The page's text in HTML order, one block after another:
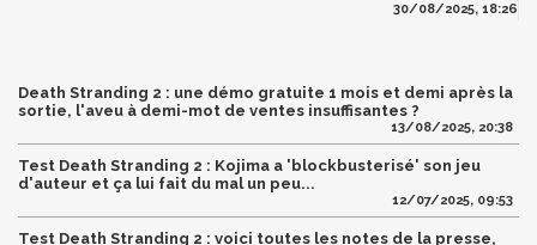
30/08/2025, 18:26
Death Stranding 2 : une démo gratuite 1 mois et demi après la
sortie, l'aveu à demi-mot de ventes insuffisantes ?
13/08/2025, 20:38
Test Death Stranding 2 : Kojima a 'blockbusterisé' son jeu
d'auteur et ça lui fait du mal un peu...
12/07/2025, 09:53
Test Death Stranding 2 : voici toutes les notes de la presse,